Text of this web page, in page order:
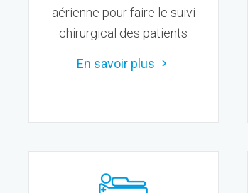
aérienne pour faire le suivi
chirurgical des patients
En savoir plus